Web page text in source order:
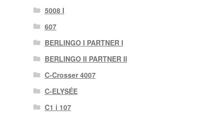
5008 I
607
BERLINGO I PARTNER I
BERLINGO II PARTNER II
C-Crosser 4007
C-ELYSÉE
C1 i 107